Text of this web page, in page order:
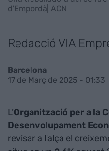
d'Empordà| ACN
Redacció VIA
Barcelona
17 de Març de 2025 - 01:33
L’Organització per a la
Desenvolupament
revisar a l’alça el